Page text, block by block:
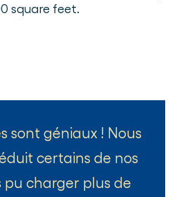
square feet.
sont géniaux ! Nous
certains de nos
pu charger plus de